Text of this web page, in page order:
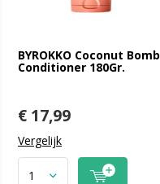
BYROKKO Coconut Bomb
Conditioner 180Gr.
€ 17,99
Vergelijk